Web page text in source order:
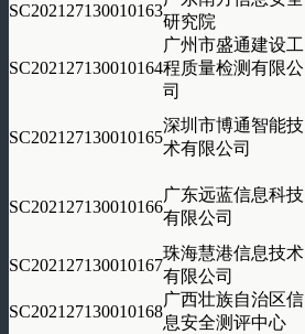
SC202127130010163
研究院
SC202127130010164
广州市盛通建设工
程质量检测有限公
司
SC202127130010165
深圳市博通智能技
术有限公司
SC202127130010166
广东远蓝信息科技
有限公司
SC202127130010167
珠海慧港信息技术
有限公司
SC202127130010168
广西壮族自治区信
息安全测评中心